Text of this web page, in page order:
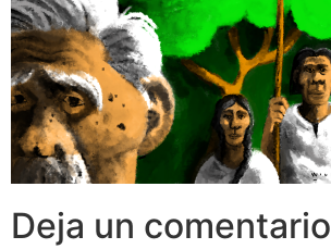
Deja un comentario